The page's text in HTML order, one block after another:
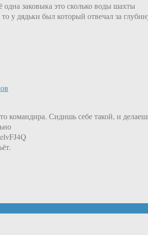
заковыка это сколько воды шахты
у дядьки был который отвечал за
командира. Сидишь себе такой, и